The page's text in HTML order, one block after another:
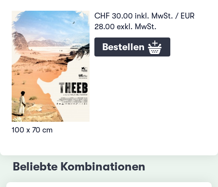
CHF 30.00 inkl. MwSt. / EUR
28.00 exkl. MwSt.
Bestellen
100 x 70 cm
Beliebte Kombinationen